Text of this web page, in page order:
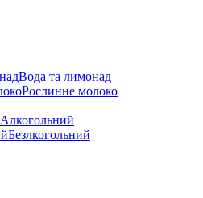
Вода та лимонад
Рослинне молоко
Алкогольний
Безлкогольний